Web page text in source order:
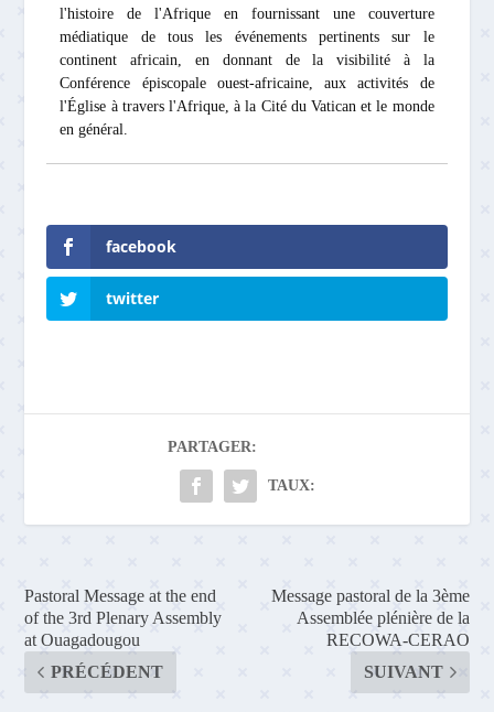
l'histoire de l'Afrique en fournissant une couverture
médiatique de tous les événements pertinents sur le
continent africain, en donnant de la visibilité à la
Conférence épiscopale ouest-africaine, aux activités de
l'Église à travers l'Afrique, à la Cité du Vatican et le monde
en général.
facebook
twitter
PARTAGER:
TAUX:
Pastoral Message at the end
of the 3rd Plenary Assembly
at Ouagadougou
PRÉCÉDENT
Message pastoral de la 3ème
Assemblée plénière de la
RECOWA-CERAO
SUIVANT